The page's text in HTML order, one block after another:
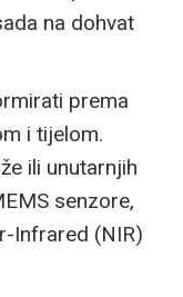
na dohvat
prema
i tijelom.
ili unutarnjih
senzore,
Infrared (NIR)